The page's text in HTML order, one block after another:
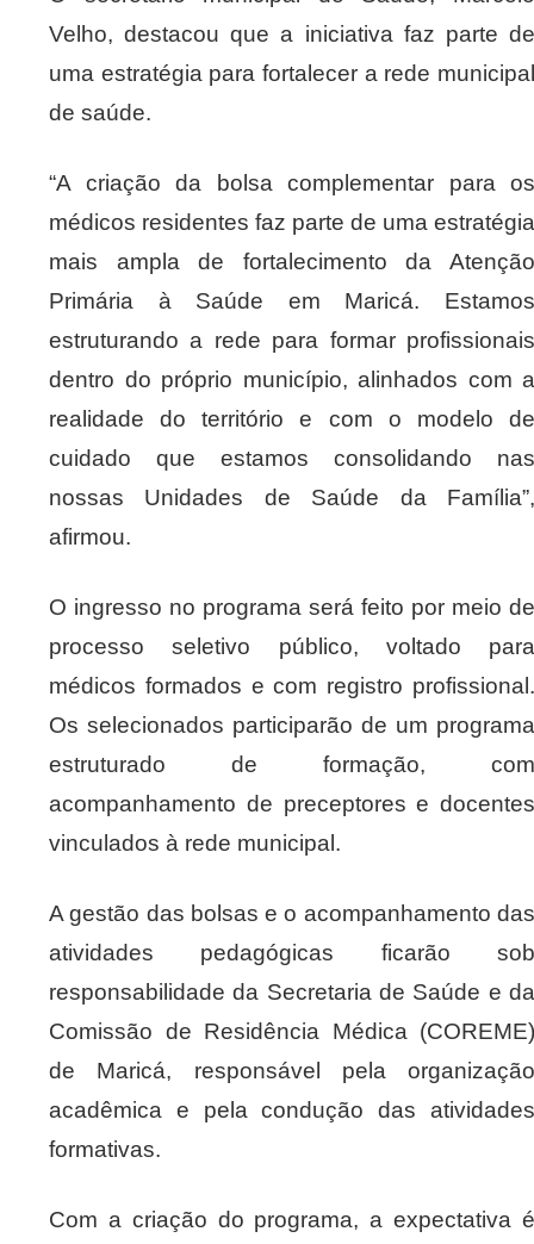
Velho, destacou que a iniciativa faz parte de
uma estratégia para fortalecer a rede municipal
de saúde.
“A criação da bolsa complementar para os
médicos residentes faz parte de uma estratégia
mais ampla de fortalecimento da Atenção
Primária à Saúde em Maricá. Estamos
estruturando a rede para formar profissionais
dentro do próprio município, alinhados com a
realidade do território e com o modelo de
cuidado que estamos consolidando nas
nossas Unidades de Saúde da Família”,
afirmou.
O ingresso no programa será feito por meio de
processo seletivo público, voltado para
médicos formados e com registro profissional.
Os selecionados participarão de um programa
estruturado de formação, com
acompanhamento de preceptores e docentes
vinculados à rede municipal.
A gestão das bolsas e o acompanhamento das
atividades pedagógicas ficarão sob
responsabilidade da Secretaria de Saúde e da
Comissão de Residência Médica (COREME)
de Maricá, responsável pela organização
acadêmica e pela condução das atividades
formativas.
Com a criação do programa, a expectativa é